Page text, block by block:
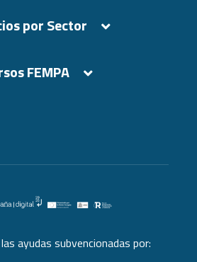
por Sector
FEMPA
ayudas subvencionadas por: